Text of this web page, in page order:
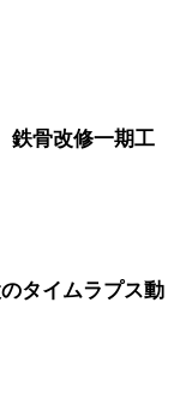
鉄骨改修一期工
タイムラプス動